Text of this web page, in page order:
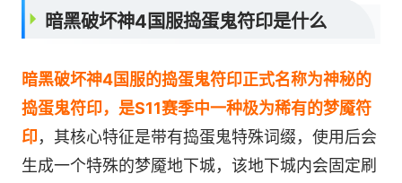
暗黑破坏神4国服捣蛋鬼符印是什么
暗黑破坏神4国服的捣蛋鬼符印正式名称为神秘的
捣蛋鬼符印，是S11赛季中一种极为稀有的梦魇符
印，其核心特征是带有捣蛋鬼特殊词缀，使用后会
生成一个特殊的梦魇地下城，该地下城内会固定刷